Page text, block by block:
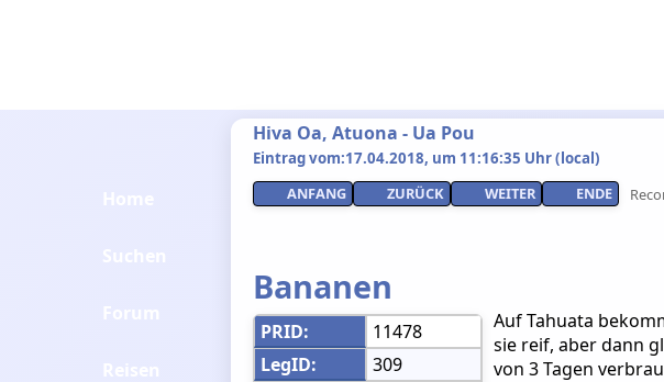
Hiva Oa, Atuona - Ua Pou
Eintrag vom:17.04.2018, um 11:16:35 Uhr (local)
ANFANG
ZURÜCK WEITER ENDE
Bananen
PRID:
11478
LegID:
309
Auf Tahuata
sie reif, aber dann
von 3 Tagen